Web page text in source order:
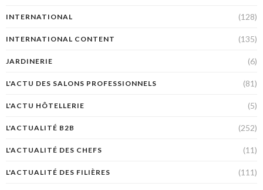
INTERNATIONAL (128)
INTERNATIONAL CONTENT (135)
JARDINERIE (6)
L'ACTU DES SALONS PROFESSIONNELS (81)
L'ACTU HÔTELLERIE (5)
L'ACTUALITÉ B2B (252)
L'ACTUALITÉ DES CHEFS (11)
L'ACTUALITÉ DES FILIÈRES (111)